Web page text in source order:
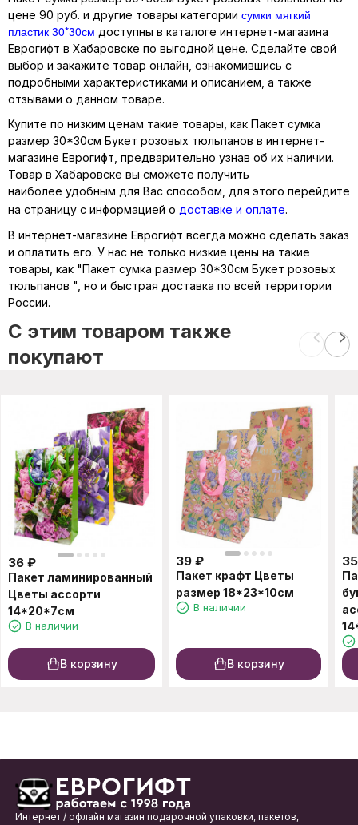
цене 90 руб. и другие товары категории сумки мягкий
пластик 30*30см доступны в каталоге интернет-магазина
Еврогифт в Хабаровске по выгодной цене. Сделайте свой
выбор и закажите товар онлайн, ознакомившись с
подробными характеристиками и описанием, а также
отзывами о данном товаре.
Купите по низким ценам такие товары, как Пакет сумка
размер 30*30см Букет розовых тюльпанов в интернет-
магазине Еврогифт, предварительно узнав об их наличии.
Товар в Хабаровске вы сможете получить
наиболее удобным для Вас способом, для этого перейдите
на страницу с информацией о доставке и оплате.
В интернет-магазине Еврогифт всегда можно сделать заказ
и оплатить его. У нас не только низкие цены на такие
товары, как "Пакет сумка размер 30*30см Букет розовых
тюльпанов ", но и быстрая доставка по всей территории
России.
C этим товаром также
покупают
36 ₽
Пакет ламинированный
Цветы ассорти
14*20*7см
В наличии
В корзину
39 ₽
Пакет крафт Цветы
размер 18*23*10см
В наличии
В корзину
35
Интернет / офлайн магазин подарочной упаковки, пакетов,